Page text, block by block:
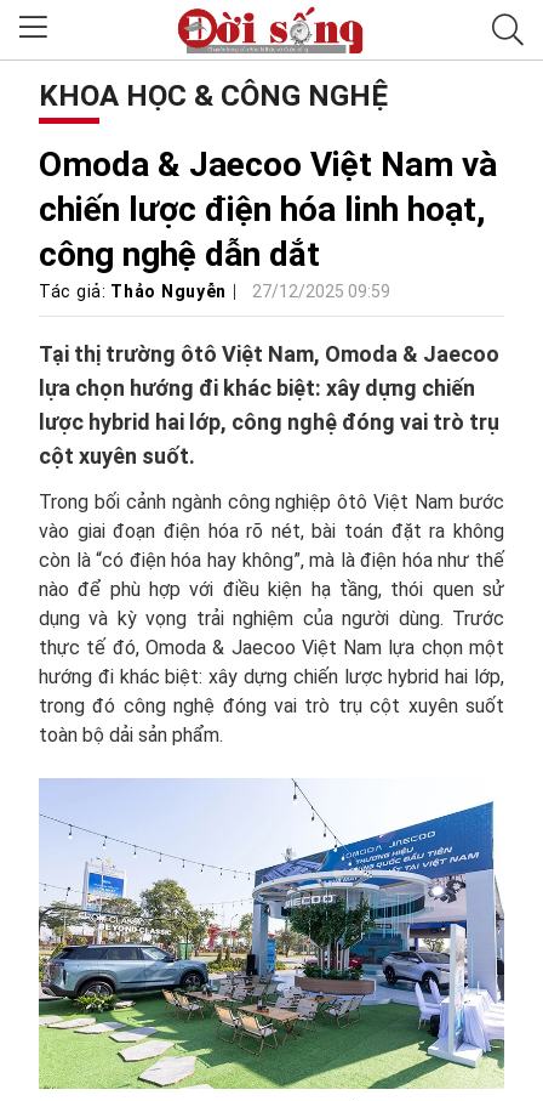
KHOA HỌC & CÔNG NGHỆ
Omoda & Jaecoo Việt Nam và
chiến lược điện hóa linh hoạt,
công nghệ dẫn dắt
Tác giả: Thảo Nguyễn 27/12/2025 09:59
Tại thị trường ôtô Việt Nam, Omoda & Jaecoo
lựa chọn hướng đi khác biệt: xây dựng chiến
lược hybrid hai lớp, công nghệ đóng vai trò trụ
cột xuyên suốt.
Trong bối cảnh ngành công nghiệp ôtô Việt Nam bước
vào giai đoạn điện hóa rõ nét, bài toán đặt ra không
còn là “có điện hóa hay không”, mà là điện hóa như thế
nào để phù hợp với điều kiện hạ tầng, thói quen sử
dụng và kỳ vọng trải nghiệm của người dùng. Trước
thực tế đó, Omoda & Jaecoo Việt Nam lựa chọn một
hướng đi khác biệt: xây dựng chiến lược hybrid hai lớp,
trong đó công nghệ đóng vai trò trụ cột xuyên suốt
toàn bộ dải sản phẩm.